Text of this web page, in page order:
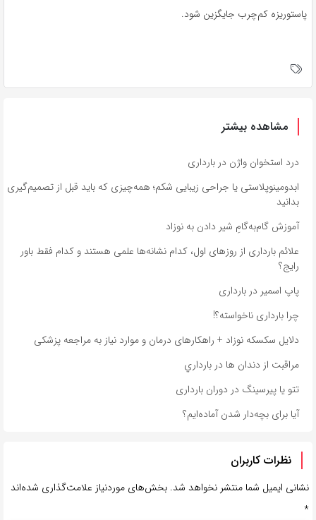
پاستوریزه کم‌چرب جایگزین شود.
مشاهده بیشتر
درد استخوان واژن در بارداری
ابدومینوپلاستی یا جراحی زیبایی شکم؛ همه‌چیزی که باید قبل از تصمیم‌گیری
بدانید
آموزش گام‌به‌گامِ شیر دادن به نوزاد
علائم بارداری از روزهای اول، کدام نشانه‌ها علمی هستند و کدام فقط باور
رایج؟
پاپ اسمیر در بارداری
چرا بارداری ناخواسته؟!
دلایل سکسکه نوزاد + راهکارهای درمان و موارد نیاز به مراجعه پزشکی
مراقبت از دندان‌ ها در بارداري
تتو یا پیرسینگ در دوران بارداری
آیا برای بچه‌دار شدن آماده‌ایم؟
نظرات کاربران
نشانی ایمیل شما منتشر نخواهد شد. بخش‌های موردنیاز علامت‌گذاری شده‌اند
*